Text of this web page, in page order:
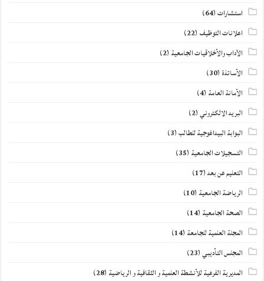
استشارات(64)
اعلانات التوظيف (22)
الآداب والأخلاقيات الجامعية (2)
الأساتذة(30)
الأمانة العامة (4)
البريد الالكتروني(2)
البوابة البيداغوجية للطالب(3)
التسجيلات الجامعية (35)
التعليم عن بعد(17)
الرياضة الجامعية (10)
الصحة الجامعية (14)
المجلة العلمية للجامعة (14)
المجلس التأديبي(23)
المديرية الفرعية للأنشطة العلمية و الثقافية و الرياضية (28)